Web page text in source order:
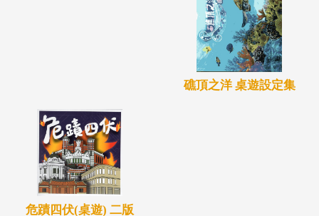
礁頂之洋 桌遊設定集
危蹟四伏(桌遊) 二版